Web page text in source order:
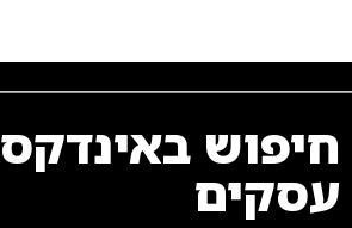
חיפוש באינדקס
עסקים